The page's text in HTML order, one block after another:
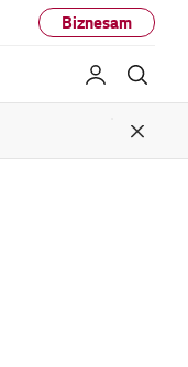
Biznesam
Mans LG
Close